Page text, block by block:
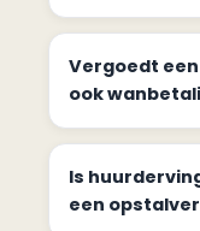
Vergoedt
ook
Is
een